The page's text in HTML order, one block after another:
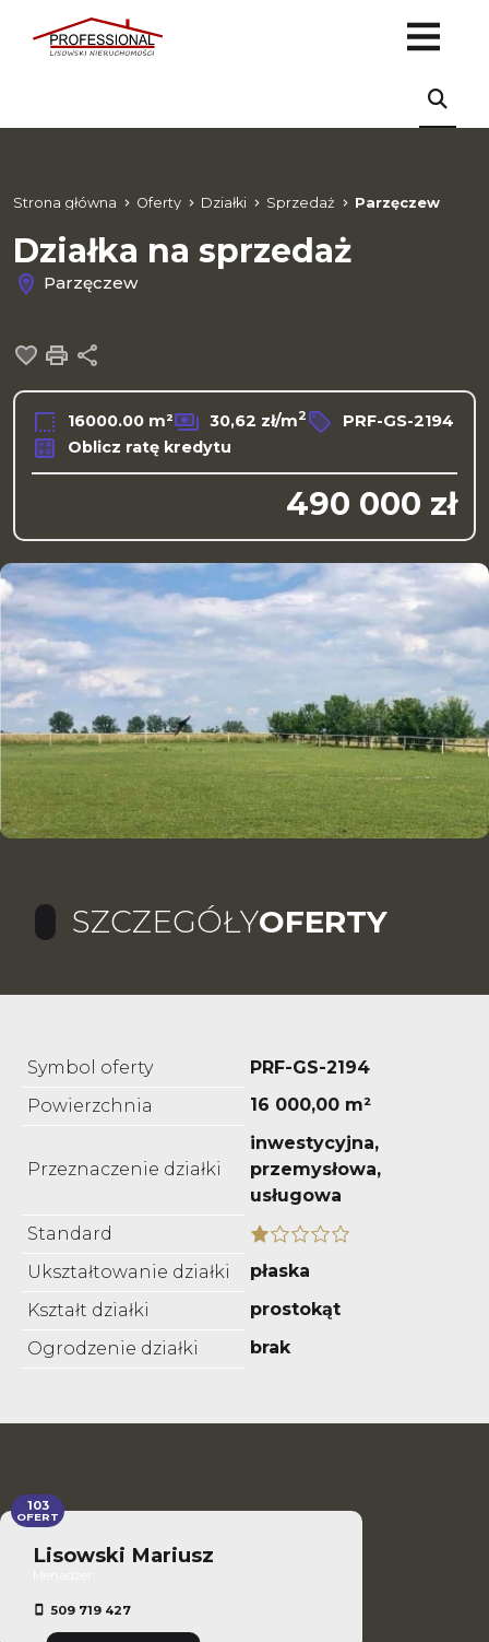
Strona główna Oferty Działki Sprzedaż Parzęczew
Działka na sprzedaż
Parzęczew
Dodaj do ulubionych
Drukuj
16000.00 m² 30,62 zł/m2
PRF-GS-2194
Oblicz ratę kredytu
490 000 zł
SZCZEGÓŁYOFERTY
Symbol oferty
PRF-GS-2194
Powierzchnia
16 000,00 m²
Przeznaczenie działki
inwestycyjna,
przemysłowa,
usługowa
Standard
Ukształtowanie działki
płaska
Kształt działki
prostokąt
Ogrodzenie działki
brak
Lisowski Mariusz
509 719 427
103
OFERT